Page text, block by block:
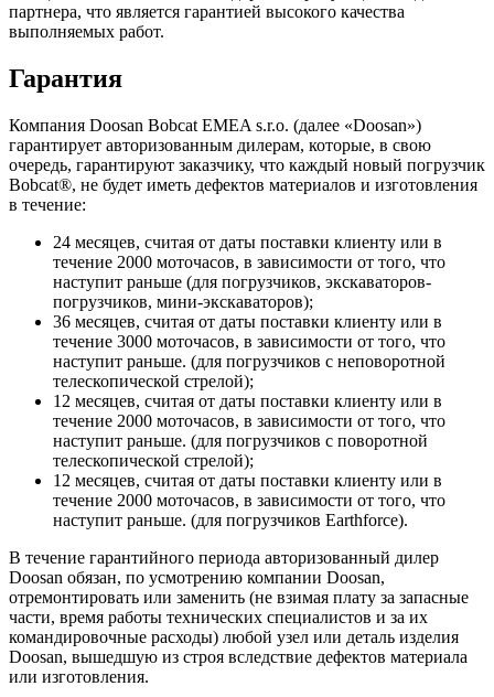
партнера, что является гарантией высокого качества
выполняемых работ.
Гарантия
Компания Doosan Bobcat EMEA s.r.o. (далее «Doosan»)
гарантирует авторизованным дилерам, которые, в свою
очередь, гарантируют заказчику, что каждый новый погрузчик
Bobcat®, не будет иметь дефектов материалов и изготовления
в течение:
24 месяцев, считая от даты поставки клиенту или в
течение 2000 моточасов, в зависимости от того, что
наступит раньше (для погрузчиков, экскаваторов-
погрузчиков, мини-экскаваторов);
36 месяцев, считая от даты поставки клиенту или в
течение 3000 моточасов, в зависимости от того, что
наступит раньше. (для погрузчиков с неповоротной
телескопической стрелой);
12 месяцев, считая от даты поставки клиенту или в
течение 2000 моточасов, в зависимости от того, что
наступит раньше. (для погрузчиков с поворотной
телескопической стрелой);
12 месяцев, считая от даты поставки клиенту или в
течение 2000 моточасов, в зависимости от того, что
наступит раньше. (для погрузчиков Earthforce).
В течение гарантийного периода авторизованный дилер
Doosan обязан, по усмотрению компании Doosan,
отремонтировать или заменить (не взимая плату за запасные
части, время работы технических специалистов и за их
командировочные расходы) любой узел или деталь изделия
Doosan, вышедшую из строя вследствие дефектов материала
или изготовления.